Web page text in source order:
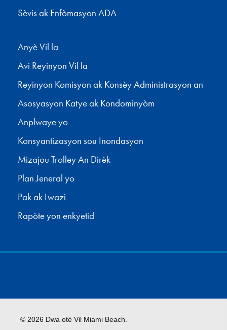
Sèvis ak Enfòmasyon ADA
Anyè Vil la
Avi Reyinyon Vil la
Reyinyon Komisyon ak Konsèy Administrasyon an
Asosyasyon Katye ak Kondominyòm
Anplwaye yo
Konsyantizasyon sou Inondasyon
Mizajou Trolley An Dirèk
Plan Jeneral yo
Pak ak Lwazi
Rapòte yon enkyetid
© 2026 Dwa otè Vil Miami Beach.